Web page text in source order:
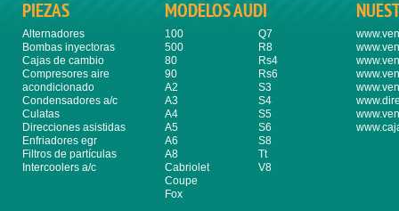
PIEZAS
Alternadores
Bombas inyectoras
Cajas de cambio
Compresores aire
acondicionado
Condensadores a/c
Culatas
Direcciones asistidas
Enfriadores egr
Filtros de partículas
Intercoolers a/c
MODELOS AUDI
100
500
80
90
A2
A3
A4
A5
A6
A8
Cabriolet
Coupe
Fox
Q7
R8
Rs4
Rs6
S3
S4
S5
S6
S8
Tt
V8